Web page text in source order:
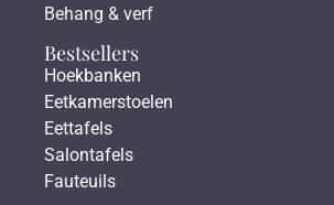
Behang & verf
Bestsellers
Hoekbanken
Eetkamerstoelen
Eettafels
Salontafels
Fauteuils